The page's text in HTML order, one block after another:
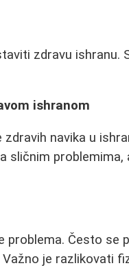
zdravu ishranu.
ishranom
navika u
sličnim problemima,
problema. Često se
je razlikovati